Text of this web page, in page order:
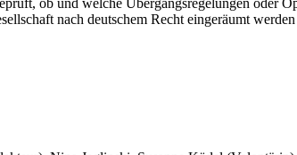
nach deutschem Recht eingeräumt